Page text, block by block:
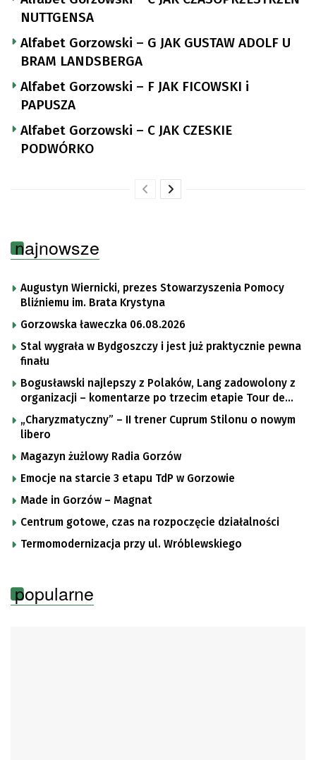
NUTTGENSA
Alfabet Gorzowski – G JAK GUSTAW ADOLF U
BRAM LANDSBERGA
Alfabet Gorzowski – F JAK FICOWSKI i
PAPUSZA
Alfabet Gorzowski – C JAK CZESKIE
PODWÓRKO
najnowsze
Augustyn Wiernicki, prezes Stowarzyszenia Pomocy
Bliźniemu im. Brata Krystyna
Gorzowska ławeczka 06.08.2026
Stal wygrała w Bydgoszczy i jest już praktycznie pewna
finału
Bogusławski najlepszy z Polaków, Lang zadowolony z
organizacji – komentarze po trzecim etapie Tour de
Pologne
„Charyzmatyczny” – II trener Cuprum Stilonu o nowym
libero
Magazyn żużlowy Radia Gorzów
Emocje na starcie 3 etapu TdP w Gorzowie
Made in Gorzów – Magnat
Centrum gotowe, czas na rozpoczęcie działalności
Termomodernizacja przy ul. Wróblewskiego
popularne